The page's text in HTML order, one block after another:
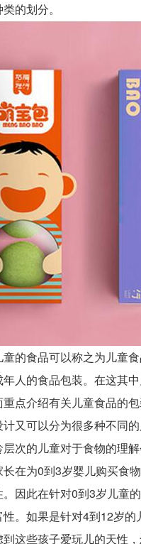
的划分。
食品可以称之为儿童食
人的食品包装。在这其
点介绍有关儿童食品的包
可以分为很多种不同的
次的儿童对于食物的理
在为0到3岁婴儿购买食
因此在针对0到3岁儿童
。如果是针对4到12岁
这些孩子爱玩儿的天性